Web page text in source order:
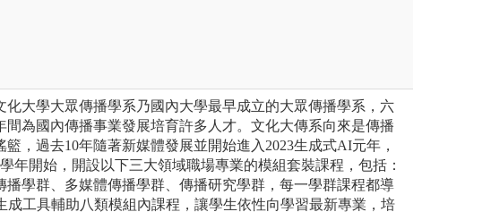
化大學大眾傳播學系乃國內大學最早成立的大眾傳播學系，六
間為國內傳播事業發展培育許多人才。文化大傳系向來是傳播
籃，過去10年隨著新媒體發展並開始進入2023生成式AI元年，
學年開始，開設以下三大領域職場專業的模組套裝課程，包括：
播學群、多媒體傳播學群、傳播研究學群，每一學群課程都導
成工具輔助八類模組內課程，讓學生依性向學習最新專業，培